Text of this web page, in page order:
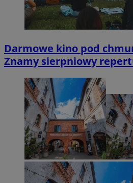
Darmowe kino pod
Znamy sierpniowy